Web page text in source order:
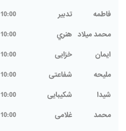
فاطمه
تدبير
10:00
محمد ميلاد هنري
10:00
ایمان
خزایی
10:00
ملیحه
شفاعتی
10:00
شیدا
شکیبایی
10:00
محمد
غلامی
10:00